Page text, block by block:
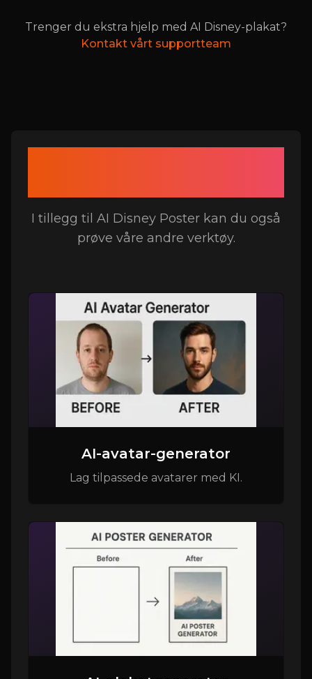
Trenger du ekstra hjelp med AI Disney-plakat?
Kontakt vårt supportteam
I tillegg til AI Disney Poster kan du også
prøve våre andre verktøy.
AI-avatar-generator
Lag tilpassede avatarer med KI.